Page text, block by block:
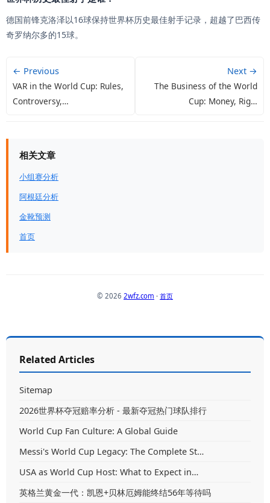
德国前锋克洛泽以16球保持世界杯历史最佳射手记录，超越了巴西传
奇罗纳尔多的15球。
← Previous
VAR in the World Cup: Rules,
Controversy,…
Next →
The Business of the World
Cup: Money, Rig…
相关文章
小组赛分析
阿根廷分析
金靴预测
首页
© 2026 2wfz.com · 首页
Related Articles
Sitemap
2026世界杯夺冠赔率分析 - 最新夺冠热门球队排行
World Cup Fan Culture: A Global Guide
Messi's World Cup Legacy: The Complete St…
USA as World Cup Host: What to Expect in…
英格兰黄金一代：凯恩+贝林厄姆能终结56年等待吗